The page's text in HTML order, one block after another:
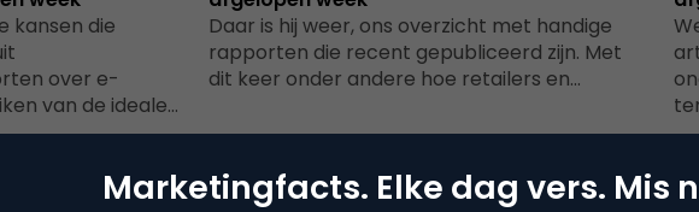
kansen die
over e-
van de ideale…
Daar is hij weer, ons overzicht met handige
rapporten die recent gepubliceerd zijn. Met
dit keer onder andere hoe retailers en…
Marketingfacts. Elke dag vers. Mis